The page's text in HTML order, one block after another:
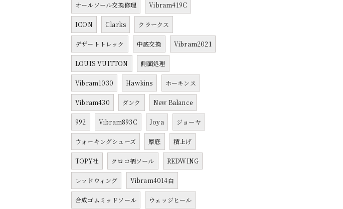
オールソール交換修理 Vibram419C
ICON Clarks クラークス
デザートトレック 中底交換 Vibram2021
LOUIS VUITTON 側面処理
Vibram1030 Hawkins ホーキンス
Vibram430 ダンク New Balance
992 Vibram893C Joya ジョーヤ
ウォーキングシューズ 厚底 積上げ
TOPY社 クロコ柄ソール REDWING
レッドウィング Vibram4014白
合成ゴムミッドソール ウェッジヒール